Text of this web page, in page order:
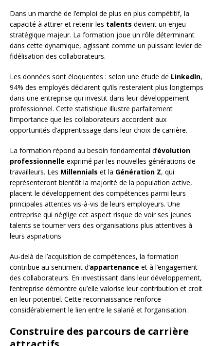
Dans un marché de l’emploi de plus en plus compétitif, la
capacité à attirer et retenir les talents devient un enjeu
stratégique majeur. La formation joue un rôle déterminant
dans cette dynamique, agissant comme un puissant levier de
fidélisation des collaborateurs.
Les données sont éloquentes : selon une étude de LinkedIn,
94% des employés déclarent qu’ils resteraient plus longtemps
dans une entreprise qui investit dans leur développement
professionnel. Cette statistique illustre parfaitement
l’importance que les collaborateurs accordent aux
opportunités d’apprentissage dans leur choix de carrière.
La formation répond au besoin fondamental d’évolution
professionnelle exprimé par les nouvelles générations de
travailleurs. Les Millennials et la Génération Z, qui
représenteront bientôt la majorité de la population active,
placent le développement des compétences parmi leurs
principales attentes vis-à-vis de leurs employeurs. Une
entreprise qui néglige cet aspect risque de voir ses jeunes
talents se tourner vers des organisations plus attentives à
leurs aspirations.
Au-delà de l’acquisition de compétences, la formation
contribue au sentiment d’appartenance et à l’engagement
des collaborateurs. En investissant dans leur développement,
l’entreprise démontre qu’elle valorise leur contribution et croit
en leur potentiel. Cette reconnaissance renforce
considérablement le lien entre le salarié et l’organisation.
Construire des parcours de carrière